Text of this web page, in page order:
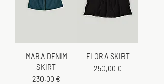
MARA DENIM
SKIRT
Cena
230,00 €
ELORA SKIRT
Cena
250,00 €